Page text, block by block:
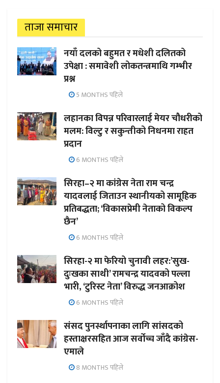
ताजा समाचार
नयाँ दलको बहुमत र मधेशी दलितको
उपेक्षा : समावेशी लोकतन्त्रमाथि गम्भीर
प्रश्न
5 MONTHS पहिले
लहानका विपन्न परिवारलाई मेयर चौधरीको
मलम: विल्टु र सकुन्तीको निधनमा राहत
प्रदान
6 MONTHS पहिले
सिरहा–२ मा कांग्रेस नेता राम चन्द्र
यादवलाई जिताउन स्थानीयको सामूहिक
प्रतिबद्धता; ‘विकासप्रेमी नेताको विकल्प
छैन’
6 MONTHS पहिले
सिरहा-२ मा फेरियो चुनावी लहर:’सुख-
दुःखका साथी’ रामचन्द्र यादवको पल्ला
भारी, ‘टुरिस्ट नेता’ विरुद्ध जनआक्रोश
6 MONTHS पहिले
संसद पुनर्स्थापनाका लागि सांसदको
हस्ताक्षरसहित आज सर्वोच्च जाँदै कांग्रेस-
एमाले
8 MONTHS पहिले